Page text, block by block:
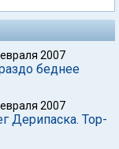
2007
беднее
2007
Дерипаска. Top-